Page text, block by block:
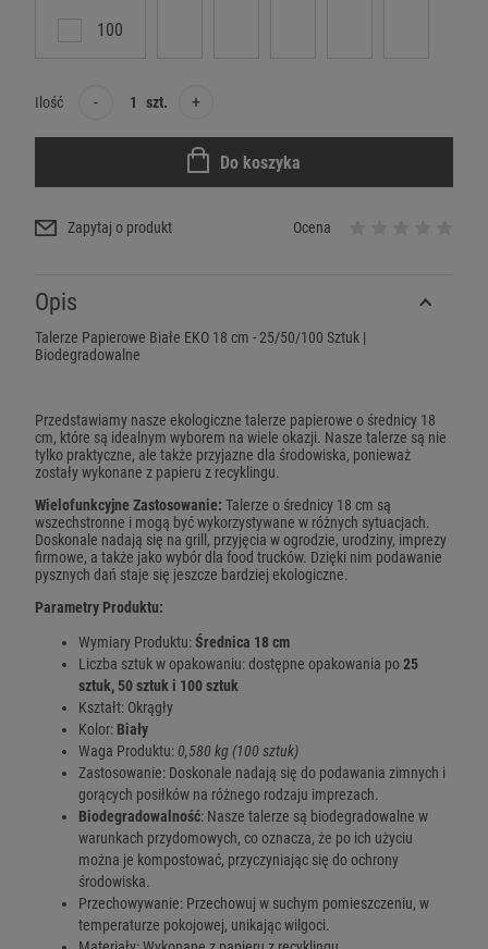
100
Ilość - szt. +
Do koszyka
Zapytaj o produkt Ocena
Opis
Talerze Papierowe Białe EKO 18 cm - 25/50/100 Sztuk |
Biodegradowalne
Przedstawiamy nasze ekologiczne talerze papierowe o średnicy 18
cm, które są idealnym wyborem na wiele okazji. Nasze talerze są nie
tylko praktyczne, ale także przyjazne dla środowiska, ponieważ
zostały wykonane z papieru z recyklingu.
Wielofunkcyjne Zastosowanie: Talerze o średnicy 18 cm są
wszechstronne i mogą być wykorzystywane w różnych sytuacjach.
Doskonale nadają się na grill, przyjęcia w ogrodzie, urodziny, imprezy
firmowe, a także jako wybór dla food trucków. Dzięki nim podawanie
pysznych dań staje się jeszcze bardziej ekologiczne.
Parametry Produktu:
Wymiary Produktu:Średnica 18 cm
Liczba sztuk w opakowaniu: dostępne opakowania po25
sztuk,50 sztuk i 100 sztuk
Kształt: Okrągły
Kolor: Biały
Waga Produktu: 0,580 kg (100 sztuk)
Zastosowanie: Doskonale nadają się do podawania zimnych i
gorących posiłków na różnego rodzaju imprezach.
Biodegradowalność: Nasze talerze są biodegradowalne w
warunkach przydomowych, co oznacza, że po ich użyciu
można je kompostować, przyczyniając się do ochrony
środowiska.
Przechowywanie: Przechowuj w suchym pomieszczeniu, w
temperaturze pokojowej, unikając wilgoci.